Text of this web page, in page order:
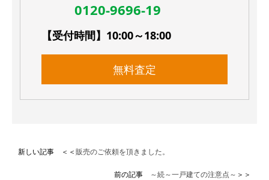
0120-9696-19
【受付時間】10:00～18:00
無料査定
新しい記事 ＜＜販売のご依頼を頂きました。
前の記事 ～続～一戸建ての注意点～ ＞＞